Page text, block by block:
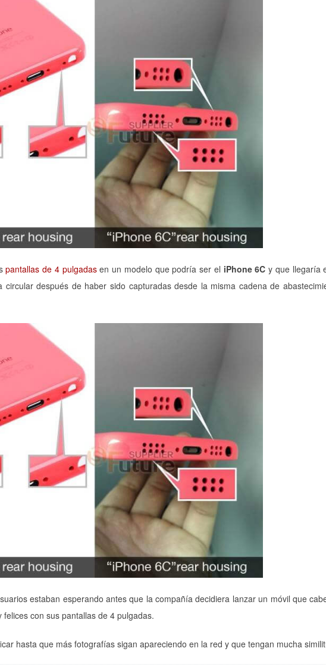
pantallas de 4 pulgadasen un modelo que podría ser el iPhone 6C y que llegaría
después de haber sido capturadas desde la misma cadena de
estaban esperando antes que la compañía decidiera lanzar un móvil que
felices con sus pantallas de 4 pulgadas.
hasta que más fotografías sigan apareciendo en la red y que tengan mucha